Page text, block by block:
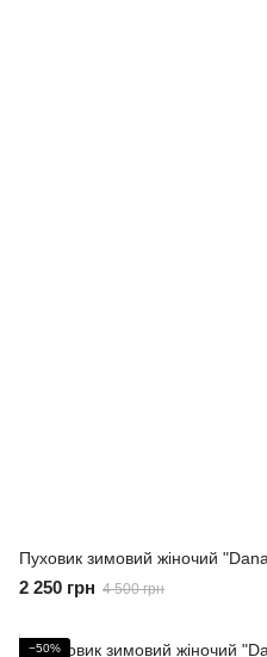
Пуховик зимовий жіночий
2 250 грн 4 500 грн
−50%